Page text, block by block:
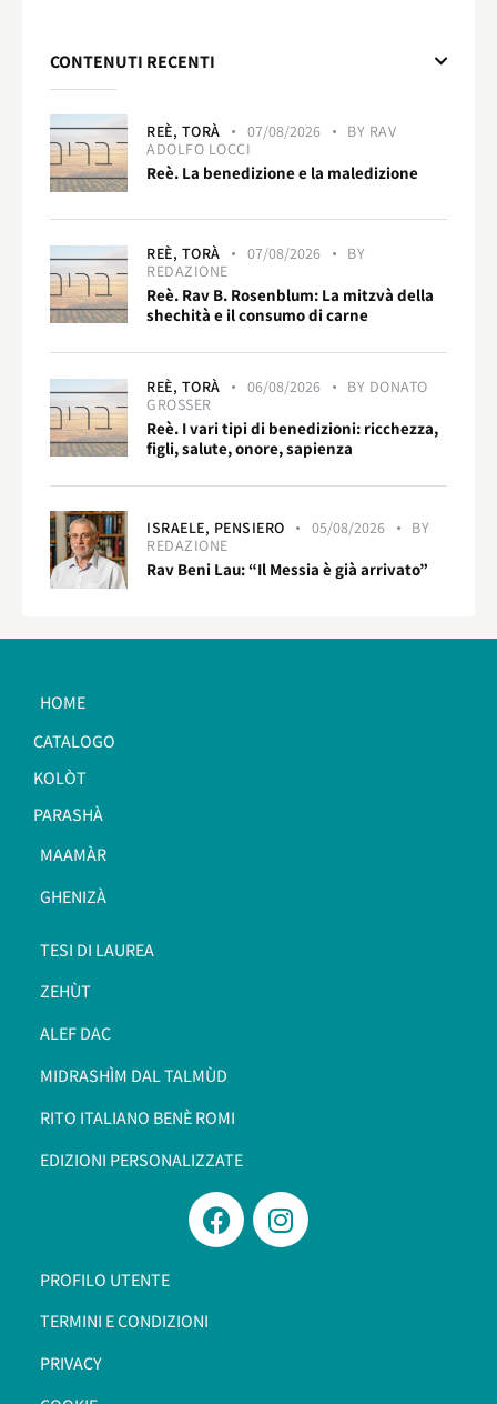
CONTENUTI RECENTI
REÈ, TORÀ 07/08/2026 BY RAV
ADOLFO LOCCI
Reè. La benedizione e la maledizione
REÈ, TORÀ 07/08/2026
BY
REDAZIONE
Reè. Rav B. Rosenblum: La mitzvà della
shechità e il consumo di carne
REÈ, TORÀ 06/08/2026 BY DONATO
GROSSER
Reè. I vari tipi di benedizioni: ricchezza,
figli, salute, onore, sapienza
ISRAELE, PENSIERO 05/08/2026
BY
REDAZIONE
Rav Beni Lau: “Il Messia è già arrivato”
HOME
CATALOGO
KOLÒT
PARASHÀ
MAAMÀR
GHENIZÀ
TESI DI LAUREA
ZEHÙT
ALEF DAC
MIDRASHÌM DAL TALMÙD
RITO ITALIANO BENÈ ROMI​
EDIZIONI PERSONALIZZATE
PROFILO UTENTE
TERMINI E CONDIZIONI
PRIVACY